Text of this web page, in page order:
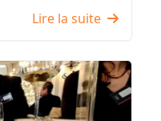
Lire la suite